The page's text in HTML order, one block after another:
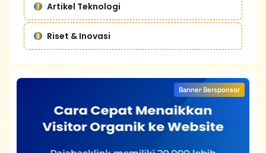
Artikel Teknologi
Riset & Inovasi
Banner Bersponsor